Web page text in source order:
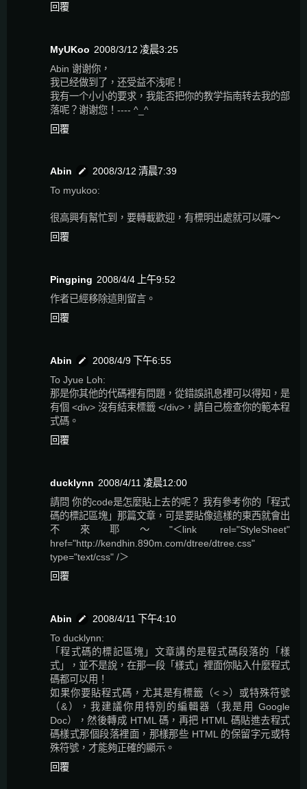
回覆
MyUKoo 2008/3/12 凌晨3:25
Abin 谢谢你，
我已经做到了，还受益不浅呢！
我有一个小小的要求，我能否把你的教学指南转去我的部
落呢？谢谢您！---- ^_^
回覆
Abin
2008/3/12 清晨7:39
To myukoo:
很高興有幫忙到，要轉載歡迎，有標明出處就可以囉～
回覆
Pingping 2008/4/4 上午9:52
作者已經移除這則留言。
回覆
Abin
2008/4/9 下午6:55
To Jyue Loh:
那是你其他的代碼裡有問題，從錯誤訊息裡可以得知，是
有個 <div> 沒有結束標籤 </div>，請自己檢查你的範本程
式碼。
回覆
ducklynn 2008/4/11 凌晨12:00
請問 你的code是怎麼貼上去的呢？ 我有參考你的「程式
碼的標記區塊」那篇文章，可是要貼像這樣的東西就會出
不來耶～"＜link rel="StyleSheet"
href="http://kendhin.890m.com/dtree/dtree.css"
type="text/css" /＞
回覆
Abin
2008/4/11 下午4:10
To ducklynn:
「程式碼的標記區塊」文章講的是程式碼段落的「樣
式」，並不是說，在那一段「樣式」裡面你貼入什麼程式
碼都可以用！
如果你要貼程式碼，尤其是有標籤（< >）或特殊符號
（&），我建議你用特別的編輯器（我是用 Google
Doc），然後轉成 HTML 碼，再把 HTML 碼貼進去程式
碼樣式那個段落裡面，那樣那些 HTML 的保留字元或特
殊符號，才能夠正確的顯示。
回覆